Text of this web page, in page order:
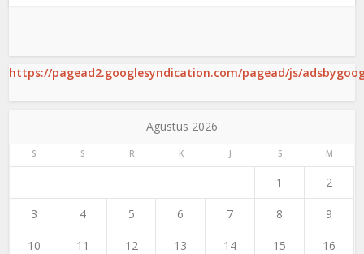
https://pagead2.googlesyndication.com/pagead/js/
Agustus 2026
S S R K J S M
1 2
3 4 5 6 7 8 9
10 11 12 13 14 15 16